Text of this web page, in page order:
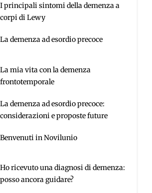
I principali sintomi della demenza a
corpi di Lewy
La demenza ad esordio precoce
La mia vita con la demenza
frontotemporale
La demenza ad esordio precoce:
considerazioni e proposte future
Benvenuti in Novilunio
Ho ricevuto una diagnosi di demenza:
posso ancora guidare?